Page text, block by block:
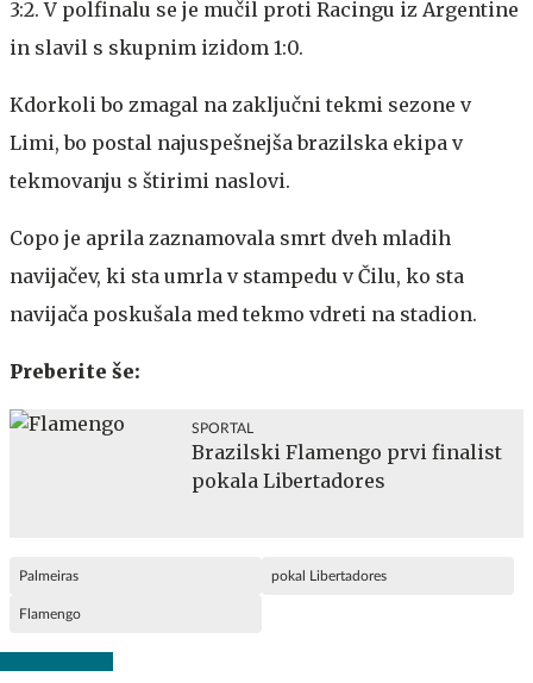
3:2. V polfinalu se je mučil proti Racingu iz Argentine
in slavil s skupnim izidom 1:0.
Kdorkoli bo zmagal na zaključni tekmi sezone v
Limi, bo postal najuspešnejša brazilska ekipa v
tekmovanju s štirimi naslovi.
Copo je aprila zaznamovala smrt dveh mladih
navijačev, ki sta umrla v stampedu v Čilu, ko sta
navijača poskušala med tekmo vdreti na stadion.
Preberite še:
SPORTAL
Brazilski Flamengo prvi finalist
pokala Libertadores
Palmeiras pokal Libertadores
Flamengo